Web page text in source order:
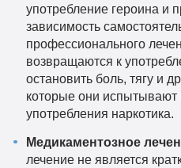
употребление героина и
зависимость
профессионального
возвращаются к
остановить боль, тягу и
которые они испытывают
употребления наркотика.
Медикаментозное
лечение не является